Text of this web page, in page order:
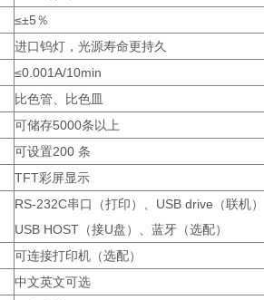
≤±5％
进口钨灯，光源寿命更持久
≤0.001A/10min
比色管、比色皿
可储存5000条以上
可设置200 条
TFT彩屏显示
RS-232C串口（打印）、USB drive（联机）
USB HOST（接U盘）、蓝牙（选配）
可连接打印机（选配）
中文英文可选